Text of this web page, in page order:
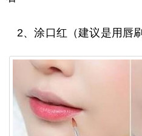
2、涂口红（建议是用唇